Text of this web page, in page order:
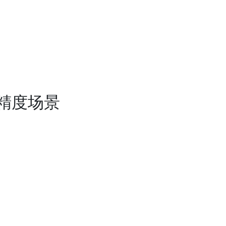
度场景